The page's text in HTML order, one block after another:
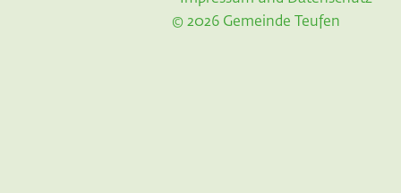
© 2026 Gemeinde Teufen